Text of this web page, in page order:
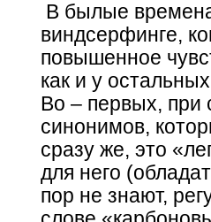
В былые
виндсерфинге,
повышенное
как и у
Во – первых, при
синонимов,
сразу же, это
для него
пор не знают,